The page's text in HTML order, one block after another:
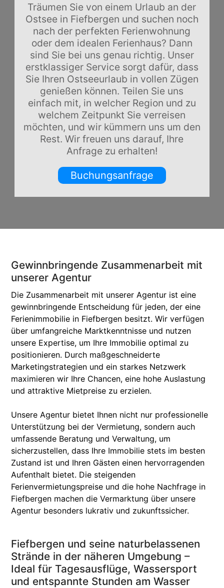
Träumen Sie von einem Urlaub an der
Ostsee in Fiefbergen und suchen noch
nach der perfekten Ferienwohnung
oder dem idealen Ferienhaus? Dann
sind Sie bei uns genau richtig. Unser
erstklassiger Service sorgt dafür, dass
Sie Ihren Ostseeurlaub in vollen Zügen
genießen können. Teilen Sie uns
einfach mit, in welcher Region und zu
welchem Zeitpunkt Sie verreisen
möchten, und wir kümmern uns um den
Rest. Wir freuen uns darauf, Ihre
Anfrage zu erhalten!
Buchungsanfrage
Gewinnbringende Zusammenarbeit mit
unserer Agentur
Die Zusammenarbeit mit unserer Agentur ist eine
gewinnbringende Entscheidung für jeden, der eine
Ferienimmobilie in Fiefbergen besitzt. Wir verfügen
über umfangreiche Marktkenntnisse und nutzen
unsere Expertise, um Ihre Immobilie optimal zu
positionieren. Durch maßgeschneiderte
Marketingstrategien und ein starkes Netzwerk
maximieren wir Ihre Chancen, eine hohe Auslastung
und attraktive Mietpreise zu erzielen.
Unsere Agentur bietet Ihnen nicht nur professionelle
Unterstützung bei der Vermietung, sondern auch
umfassende Beratung und Verwaltung, um
sicherzustellen, dass Ihre Immobilie stets im besten
Zustand ist und Ihren Gästen einen hervorragenden
Aufenthalt bietet. Die steigenden
Ferienvermietungspreise und die hohe Nachfrage in
Fiefbergen machen die Vermarktung über unsere
Agentur besonders lukrativ und zukunftssicher.
Fiefbergen und seine naturbelassenen
Strände in der näheren Umgebung –
Ideal für Tagesausflüge, Wassersport
und entspannte Stunden am Wasser